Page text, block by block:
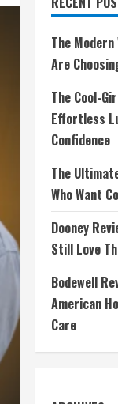
The
Are
The Cool-
Effortless
Confidence
The
Who Want
Dooney
Still Love
Bodewell
American
Care